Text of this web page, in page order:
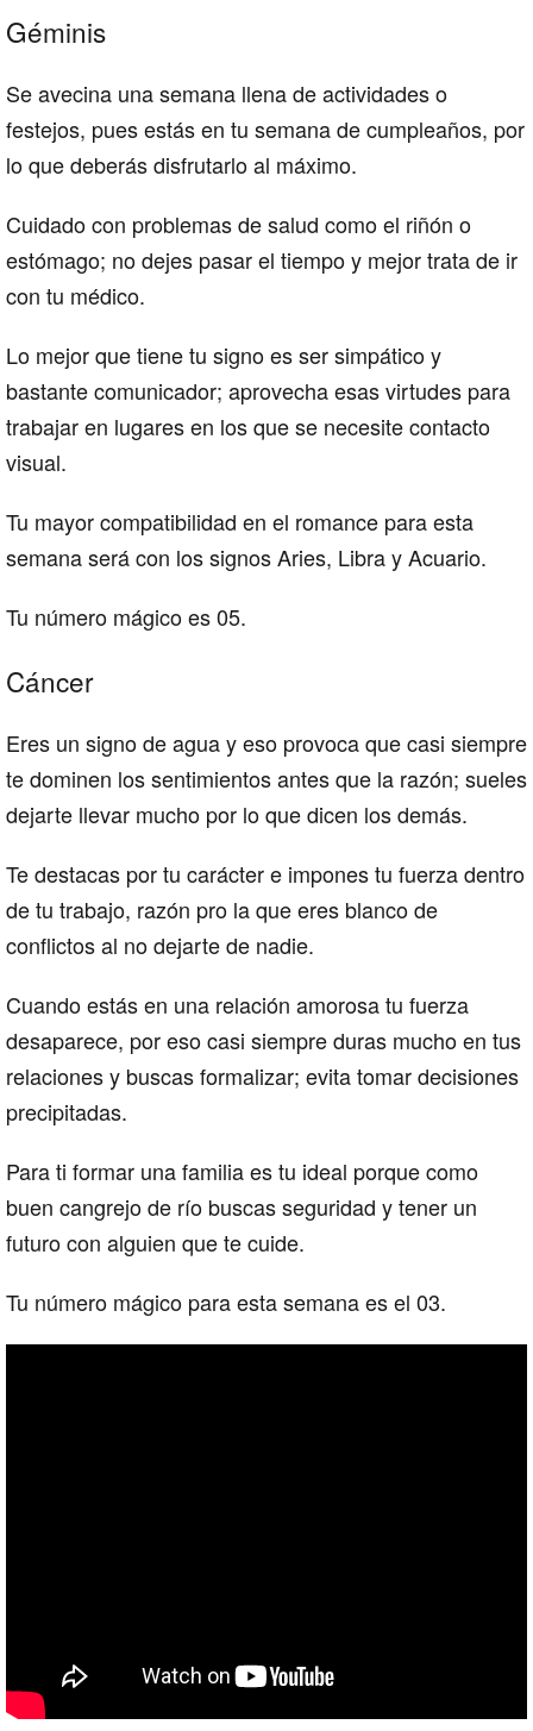
Géminis
Se avecina una semana llena de actividades o
festejos, pues estás en tu semana de cumpleaños, por
lo que deberás disfrutarlo al máximo.
Cuidado con problemas de salud como el riñón o
estómago; no dejes pasar el tiempo y mejor trata de ir
con tu médico.
Lo mejor que tiene tu signo es ser simpático y
bastante comunicador; aprovecha esas virtudes para
trabajar en lugares en los que se necesite contacto
visual.
Tu mayor compatibilidad en el romance para esta
semana será con los signos Aries, Libra y Acuario.
Tu número mágico es 05.
Cáncer
Eres un signo de agua y eso provoca que casi siempre
te dominen los sentimientos antes que la razón; sueles
dejarte llevar mucho por lo que dicen los demás.
Te destacas por tu carácter e impones tu fuerza dentro
de tu trabajo, razón pro la que eres blanco de
conflictos al no dejarte de nadie.
Cuando estás en una relación amorosa tu fuerza
desaparece, por eso casi siempre duras mucho en tus
relaciones y buscas formalizar; evita tomar decisiones
precipitadas.
Para ti formar una familia es tu ideal porque como
buen cangrejo de río buscas seguridad y tener un
futuro con alguien que te cuide.
Tu número mágico para esta semana es el 03.